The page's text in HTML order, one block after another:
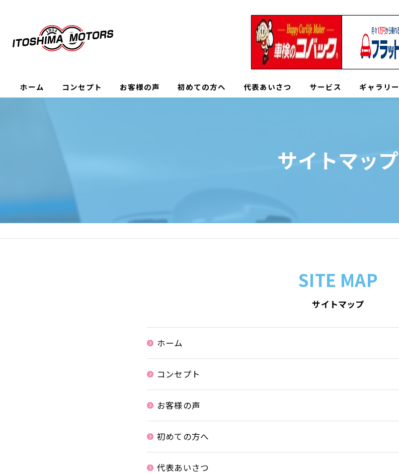
ホーム コンセプト お客様の声 初めての方へ 代表あいさつ サービス ギャラリー
サイトマップ
サイトマップ
SITE MAP
ホーム
コンセプト
お客様の声
初めての方へ
代表あいさつ